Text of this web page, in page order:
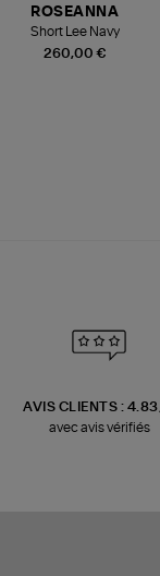
260,00 €
ROSEANNA
Short Lee Navy
AVIS CLIENTS :
avec avis vérifiés